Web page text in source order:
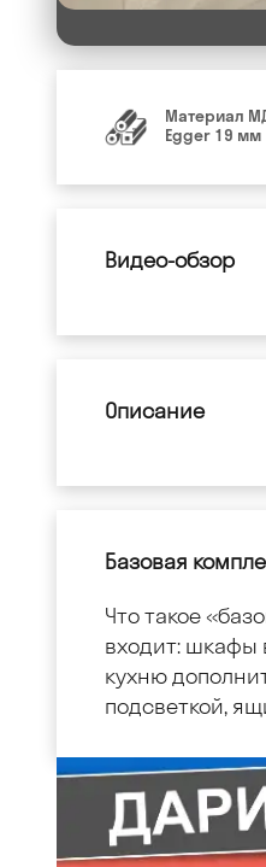
Материал
Egger 19 мм
Видео-обзор
Описание
Базовая
Что такое
входит: шкафы
кухню
подсветкой,